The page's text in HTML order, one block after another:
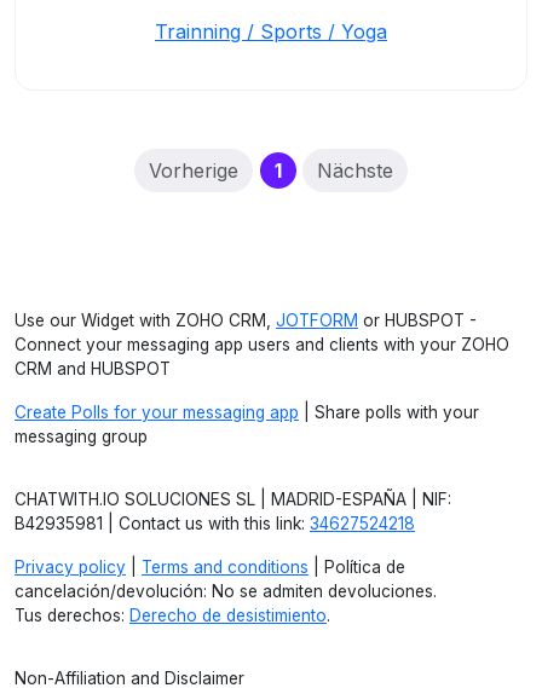
Trainning / Sports / Yoga
Vorherige 1(current)
Nächste
Use our Widget with ZOHO CRM, JOTFORM or HUBSPOT -
Connect your messaging app users and clients with your ZOHO
CRM and HUBSPOT
Create Polls for your messaging app | Share polls with your
messaging group
CHATWITH.IO SOLUCIONES SL | MADRID-ESPAÑA | NIF:
B42935981 | Contact us with this link: 34627524218
Privacy policy Terms and conditions | Política de
cancelación/devolución: No se admiten devoluciones.
Tus derechos: Derecho de desistimiento.
Non-Affiliation and Disclaimer